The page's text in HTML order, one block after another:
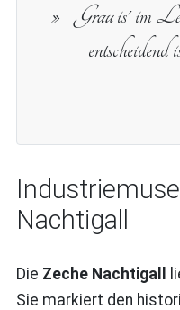
Grauis' im
Nachtigall
Die Zeche Nachtigall
Sie markiert den